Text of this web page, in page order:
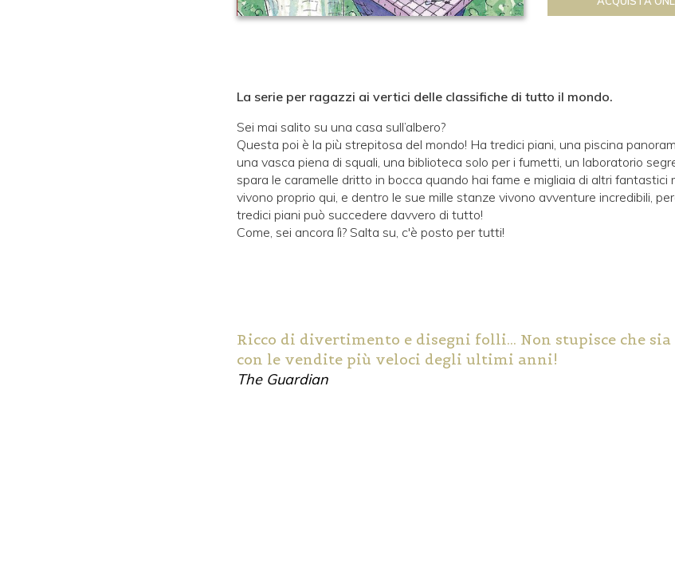
La serie per ragazzi ai vertici delle classifiche di tutto il mondo.
Sei mai salito su una casa sull’albero?
Questa poi è la più strepitosa del mondo! Ha tredici piani, una piscina
una vasca piena di squali, una biblioteca solo per i fumetti, un laboratorio
spara le caramelle dritto in bocca quando hai fame e migliaia di altri fantastici
vivono proprio qui, e dentro le sue mille stanze vivono avventure incredibili,
tredici piani può succedere davvero di tutto!
Come, sei ancora lì? Salta su, c'è posto per tutti!
Ricco di divertimento e disegni folli... Non stupisce che
con le vendite più veloci degli ultimi anni!
The Guardian